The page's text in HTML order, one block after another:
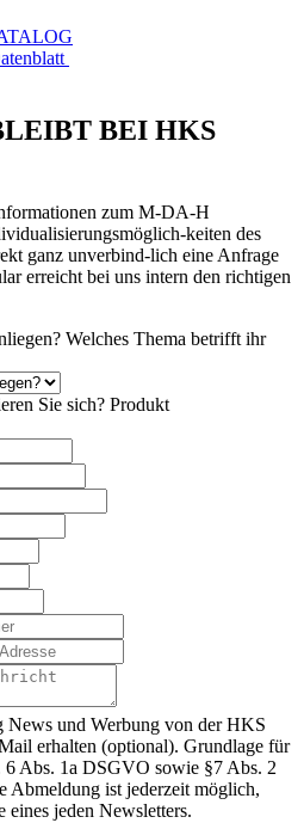
BEI HKS
zum M-DA-H
keiten des
ganz unverbind-lich eine Anfrage
erreicht bei uns intern den richtigen
Welches Thema betrifft ihr
Sie sich? Produkt
News und Werbung von der HKS
erhalten (optional). Grundlage für
6 Abs. 1a DSGVO sowie §7 Abs. 2
ist jederzeit möglich,
jeden Newsletters.